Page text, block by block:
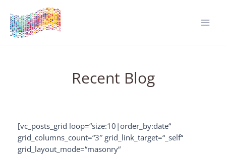
Inhalt
springen
Recent Blog
[vc_posts_grid loop=“size:10|order_by:date“
grid_columns_count=“3″ grid_link_target=“_self“
grid_layout_mode=“masonry“